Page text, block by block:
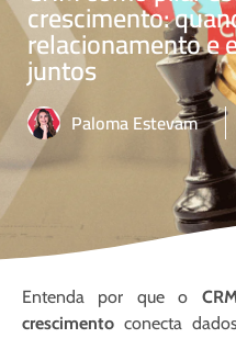
crescimento:
relacionamento e
juntos
Paloma Estevam
Entenda por que o
crescimento conecta